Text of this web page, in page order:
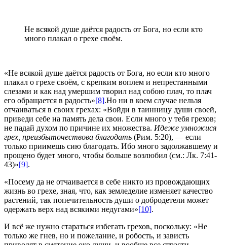
Не всякой душе даётся радость от Бога, но если кто
много плакал о грехе своём.
«Не всякой душе даётся радость от Бога, но если кто много
плакал о грехе своём, с крепким воплем и непрестанными
слезами и как над умершим творил над собою плач, то плач
его обращается в радость»[8].Но ни в коем случае нельзя
отчаиваться в своих грехах: «Войди в таинницу души своей,
приведи себе на память дела свои. Если много у тебя грехов;
не падай духом по причине их множества. Идеже умножися
грех, преизбыточествова благодать (Рим. 5:20), — если
только приимешь сию благодать. Ибо много задолжавшему и
прощено будет много, чтобы больше возлюбил (см.: Лк. 7:41-
43)»[9].
«Посему да не отчаивается в себе никто из провождающих
жизнь во грехе, зная, что, как земледелие изменяет качество
растений, так попечительность души о добродетели может
одержать верх над всякими недугами»[10].
И всё же нужно стараться избегать грехов, поскольку: «Не
только же гнев, но и пожелание, и робость, и зависть